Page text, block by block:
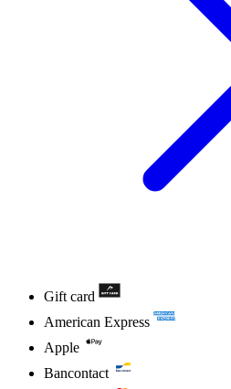
Gift card
American Express
Apple
Bancontact